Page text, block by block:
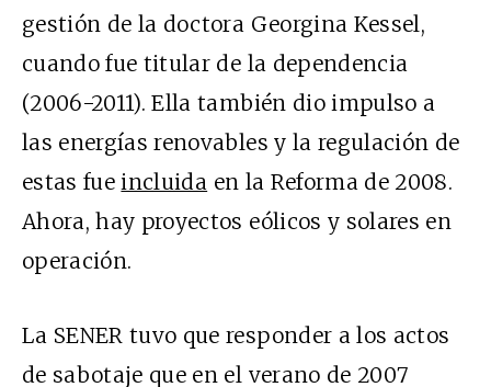
gestión de la doctora Georgina Kessel,
cuando fue titular de la dependencia
(2006-2011). Ella también dio impulso a
las energías renovables y la regulación de
estas fueincluida en la Reforma de 2008.
Ahora, hay proyectos eólicos y solares en
operación.
La SENER tuvo que responder a los actos
de sabotaje que en el verano de 2007